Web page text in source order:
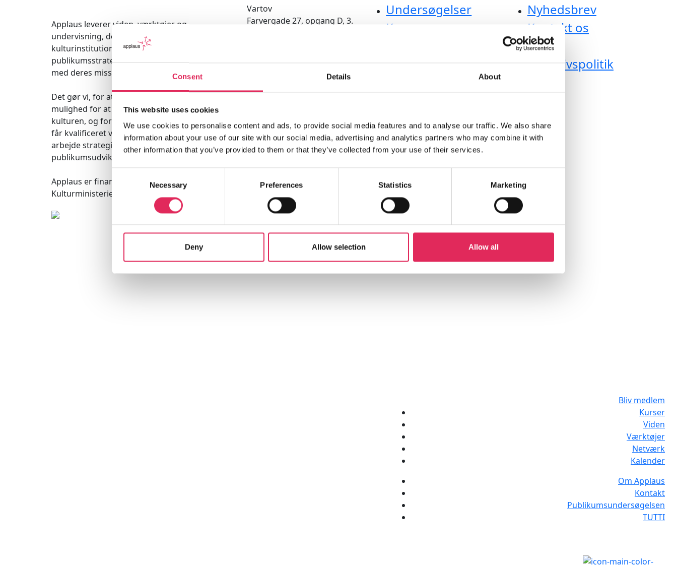
Consent Details About
This website uses cookies
We use cookies to personalise content and ads, to provide social media features and to analyse our traffic. We also share
information about your use of our site with our social media, advertising and analytics partners who may combine it with
other information that you’ve provided to them or that they’ve collected from your use of their services.
Necessary Preferences Statistics Marketing
Deny Allow selection Allow all
Applaus leverer viden, værktøjer og
undervisning, der hjælper
kulturinstitutioner med at udvikle deres
publikumsstrategi i overensstemmelse
med deres mission.
Det gør vi, for at endnu flere borgere får
mulighed for at møde kunsten og
kulturen, og for at kulturinstitutionerne
får kvalificeret viden og inspiration til
arbejde strategisk med
publikumsudvikling.
Applaus er finansieret af
Kulturministeriet.
Vartov
Farvergade 27, opgang D, 3.
CVR: 42809780
Undersøgelser
Kurser
Litteraturoversigt
applaus
Nyhedsbrev
Kontakt os
Om os
Privatlivspolitik
Bliv medlem
Kurser
Viden
Værktøjer
Netværk
Kalender
Om Applaus
Kontakt
Publikumsundersøgelsen
TUTTI